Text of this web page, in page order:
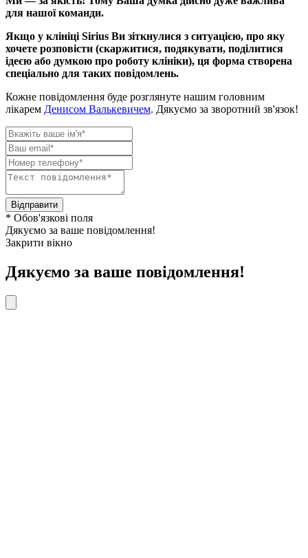
для нашої команди.
Якщо у клініці Sirius Ви зіткнулися з ситуацією, про яку
хочете розповісти (скаржитися, подякувати, поділитися
ідеєю або думкою про роботу клініки), ця форма створена
спеціально для таких повідомлень.
Кожне повідомлення буде розглянуте нашим головним
лікарем Денисом Валькевичем. Дякуємо за зворотний зв'язок!
Відправити
* Обов'язкові поля
Дякуємо за ваше повідомлення!
Закрити вікно
Дякуємо за ваше повідомлення!